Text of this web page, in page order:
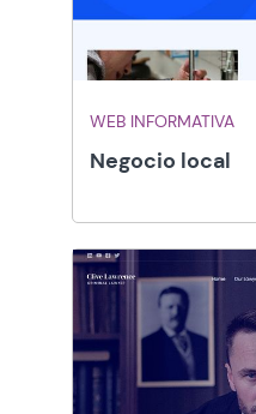
WEB INFORMATIVA
Negocio local